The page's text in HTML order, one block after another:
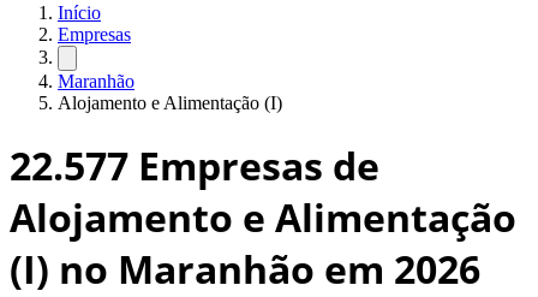
Início
Empresas
Maranhão
Alojamento e Alimentação (I)
22.577 Empresas de
Alojamento e Alimentação
(I) no Maranhão em 2026